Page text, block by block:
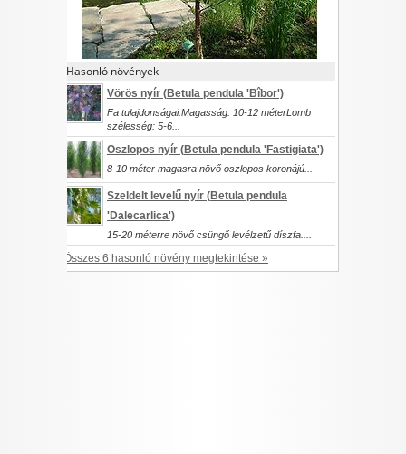
Data Deletion Data Access Privacy Policy
Hasonló növények
Vörös nyír (Betula pendula 'Bîbor')
Fa tulajdonságai:Magasság: 10-12 méterLomb
szélesség: 5-6...
Oszlopos nyír (Betula pendula 'Fastigiata')
8-10 méter magasra növő oszlopos koronájú...
Szeldelt levelű nyír (Betula pendula
'Dalecarlica')
15-20 méterre növő csüngő levélzetű díszfa....
Összes 6 hasonló növény megtekintése »